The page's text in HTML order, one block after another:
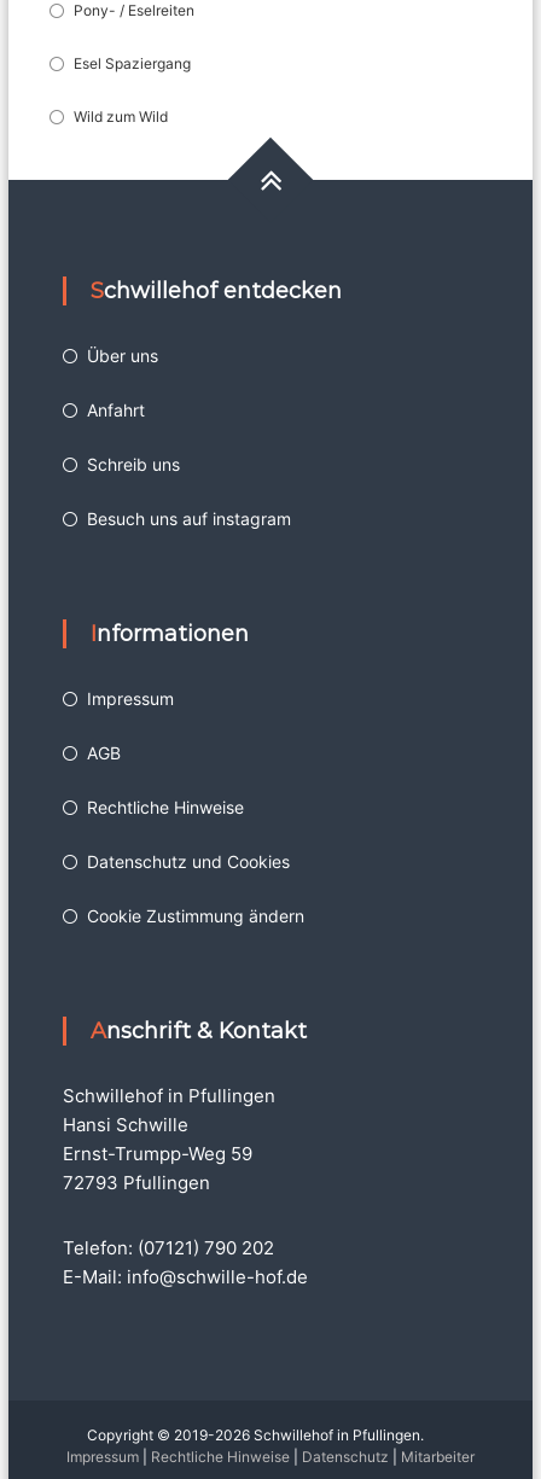
Pony- / Eselreiten
Esel Spaziergang
Wild zum Wild
Schwillehof entdecken
Über uns
Anfahrt
Schreib uns
Besuch uns auf instagram
Informationen
Impressum
AGB
Rechtliche Hinweise
Datenschutz und Cookies
Cookie Zustimmung ändern
Anschrift & Kontakt
Schwillehof in Pfullingen
Hansi Schwille
Ernst-Trumpp-Weg 59
72793 Pfullingen
Telefon: (07121) 790 202
E-Mail: info@schwille-hof.de
Copyright © 2019-2026 Schwillehof in Pfullingen.
Impressum| Rechtliche Hinweise| Datenschutz Mitarbeiter